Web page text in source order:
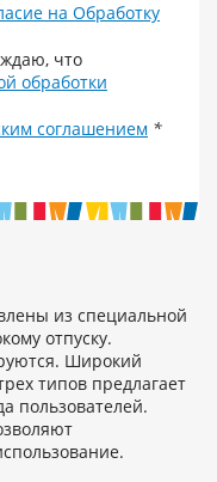
на Обработку
что
обработки
соглашением *
из специальной
отпуску.
Широкий
типов предлагает
пользователей.